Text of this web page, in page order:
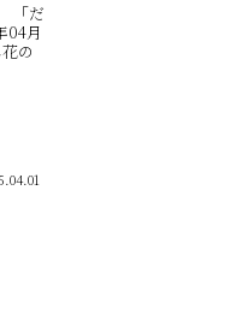
「だ
月
の